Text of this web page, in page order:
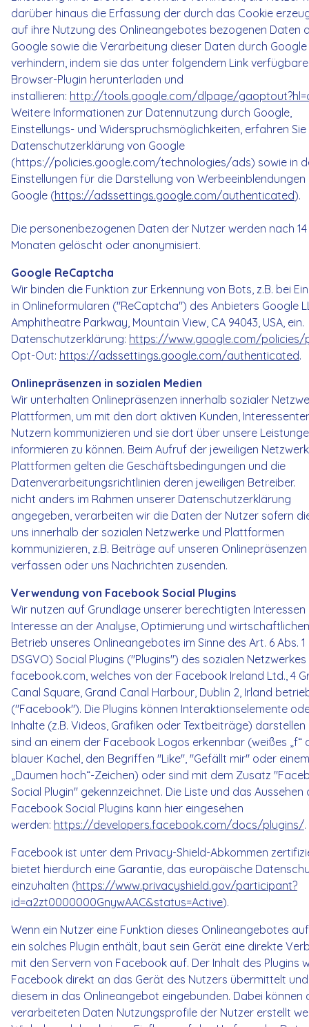
darüber hinaus die Erfassung der durch das Cookie
auf ihre Nutzung des Onlineangebotes bezogenen Daten
Google sowie die Verarbeitung dieser Daten durch Google
verhindern, indem sie das unter folgendem Link verfügbare
Browser-Plugin herunterladen und
installieren: http://tools.google.com/dlpage/
Weitere Informationen zur Datennutzung durch Google,
Einstellungs- und Widerspruchsmöglichkeiten, erfahren Sie
Datenschutzerklärung von Google
(https://policies.google.com/technologies/ads) sowie in
Einstellungen für die Darstellung von
Google (https://adssettings.google.com/authenticated).
Die personenbezogenen Daten der Nutzer werden nach 14
Monaten gelöscht oder anonymisiert.
Google ReCaptcha
Wir binden die Funktion zur Erkennung von Bots, z.B. bei
in Onlineformularen ("ReCaptcha") des Anbieters Google
Amphitheatre Parkway, Mountain View, CA 94043, USA, ein.
Datenschutzerklärung: https://www.google.com/
Opt-Out: https://adssettings.google.com/authenticated.
Onlinepräsenzen in sozialen Medien
Wir unterhalten Onlinepräsenzen innerhalb sozialer
Plattformen, um mit den dort aktiven Kunden,
Nutzern kommunizieren und sie dort über unsere
informieren zu können. Beim Aufruf der jeweiligen
Plattformen gelten die Geschäftsbedingungen und die
Datenverarbeitungsrichtlinien deren jeweiligen
nicht anders im Rahmen unserer Datenschutzerklärung
angegeben, verarbeiten wir die Daten der Nutzer sofern
uns innerhalb der sozialen Netzwerke und Plattformen
kommunizieren, z.B. Beiträge auf unseren Onlinepräsenzen
verfassen oder uns Nachrichten zusenden.
Verwendung von Facebook Social Plugins
Wir nutzen auf Grundlage unserer berechtigten Interessen
Interesse an der Analyse, Optimierung und
Betrieb unseres Onlineangebotes im Sinne des Art. 6 Abs. 1
DSGVO) Social Plugins ("Plugins") des sozialen Netzwerkes
facebook.com, welches von der Facebook Ireland Ltd., 4
Canal Square, Grand Canal Harbour, Dublin 2, Irland
("Facebook"). Die Plugins können Interaktionselemente
Inhalte (z.B. Videos, Grafiken oder Textbeiträge) darstellen
sind an einem der Facebook Logos erkennbar (weißes „f“
blauer Kachel, den Begriffen "Like", "Gefällt mir" oder einem
„Daumen hoch“-Zeichen) oder sind mit dem Zusatz
Social Plugin" gekennzeichnet. Die Liste und das Aussehen
Facebook Social Plugins kann hier eingesehen
werden: https://developers.facebook.com/docs/plugins/.
Facebook ist unter dem Privacy-Shield-Abkommen
bietet hierdurch eine Garantie, das europäische
einzuhalten (https://www.privacyshield.gov/participant?
id=a2zt0000000GnywAAC&status=Active).
Wenn ein Nutzer eine Funktion dieses Onlineangebotes
ein solches Plugin enthält, baut sein Gerät eine direkte
mit den Servern von Facebook auf. Der Inhalt des Plugins
Facebook direkt an das Gerät des Nutzers übermittelt
diesem in das Onlineangebot eingebunden. Dabei können
verarbeiteten Daten Nutzungsprofile der Nutzer erstellt